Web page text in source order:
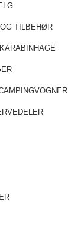
TILBEHØR